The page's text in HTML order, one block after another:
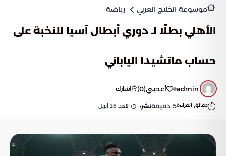
موسوعة الخليج العربي رياضة
الأهلي بطلًا لـ دوري أبطال آسيا للنخبة على
حساب ماتشيدا الياباني
admin أعجبني(
0
) شارك
دقائق القراءة5 دقيقةنشر: الأحد, 26 أبريل